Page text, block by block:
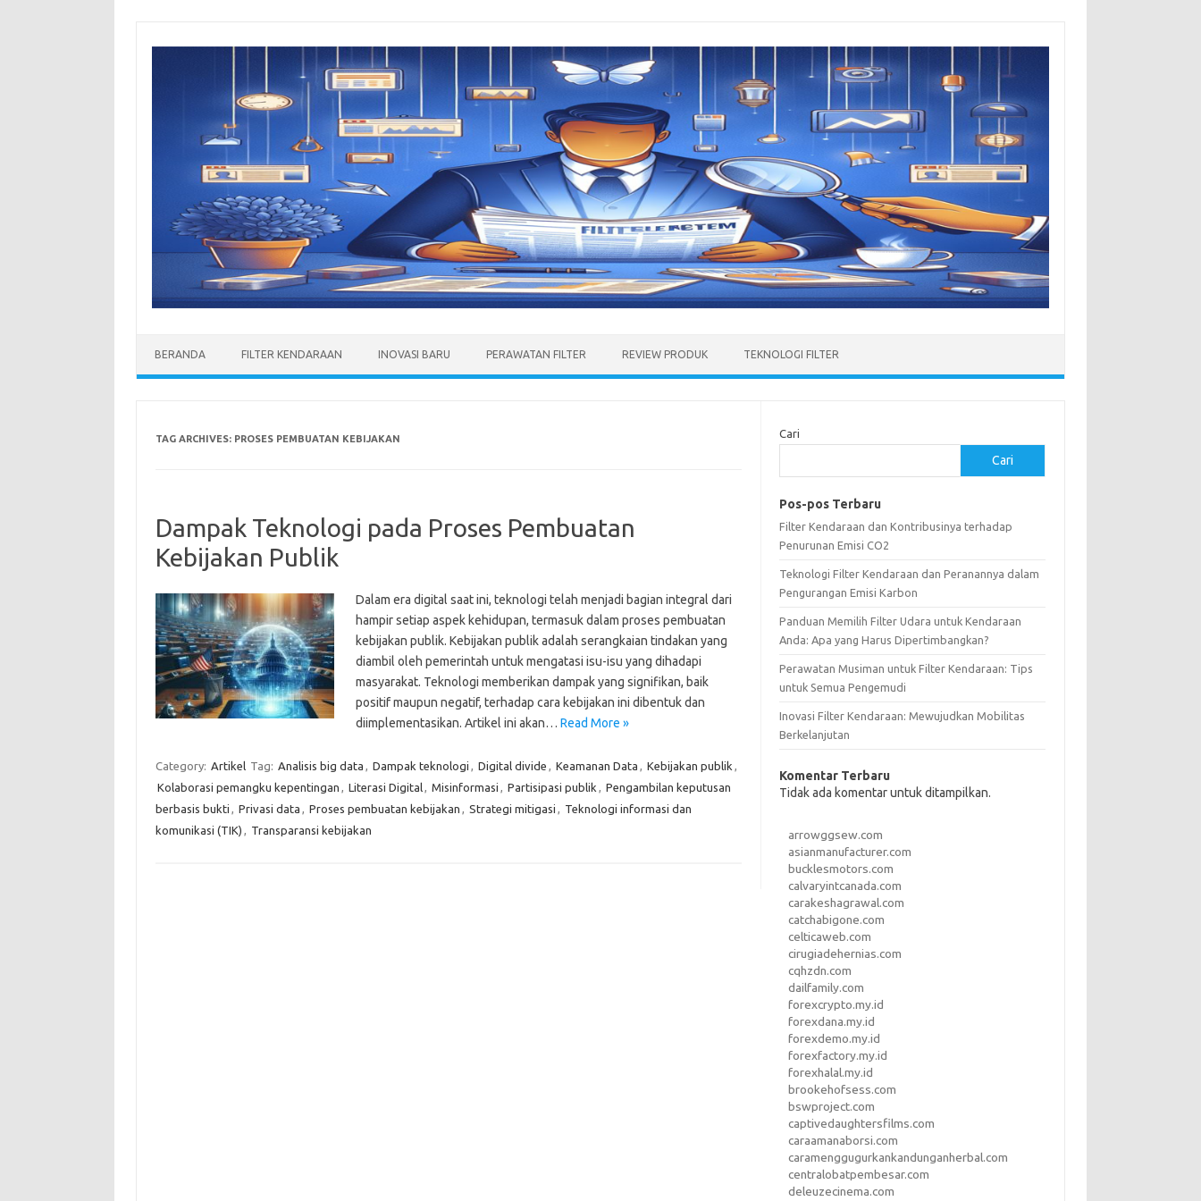
BERANDA FILTER KENDARAAN INOVASI BARU PERAWATAN FILTER REVIEW PRODUK TEKNOLOGI FILTER
TAG ARCHIVES: PROSES PEMBUATAN KEBIJAKAN
Dampak Teknologi pada Proses Pembuatan
Kebijakan Publik
Dalam era digital saat ini, teknologi telah menjadi bagian integral dari
hampir setiap aspek kehidupan, termasuk dalam proses pembuatan
kebijakan publik. Kebijakan publik adalah serangkaian tindakan yang
diambil oleh pemerintah untuk mengatasi isu-isu yang dihadapi
masyarakat. Teknologi memberikan dampak yang signifikan, baik
positif maupun negatif, terhadap cara kebijakan ini dibentuk dan
diimplementasikan. Artikel ini akan… Read More »
Category: Artikel Tag: Analisis big data , Dampak teknologi , Digital divide , Keamanan Data , Kebijakan publik ,
Kolaborasi pemangku kepentingan , Literasi Digital, Misinformasi , Partisipasi publik , Pengambilan keputusan
berbasis bukti , Privasi data , Proses pembuatan kebijakan , Strategi mitigasi , Teknologi informasi dan
komunikasi (TIK) , Transparansi kebijakan
Cari
Cari
Pos-pos Terbaru
Filter Kendaraan dan Kontribusinya terhadap
Penurunan Emisi CO2
Teknologi Filter Kendaraan dan Peranannya dalam
Pengurangan Emisi Karbon
Panduan Memilih Filter Udara untuk Kendaraan
Anda: Apa yang Harus Dipertimbangkan?
Perawatan Musiman untuk Filter Kendaraan: Tips
untuk Semua Pengemudi
Inovasi Filter Kendaraan: Mewujudkan Mobilitas
Berkelanjutan
Komentar Terbaru
Tidak ada komentar untuk ditampilkan.
arrowggsew.com
asianmanufacturer.com
bucklesmotors.com
calvaryintcanada.com
carakeshagrawal.com
catchabigone.com
celticaweb.com
cirugiadehernias.com
cqhzdn.com
dailfamily.com
forexcrypto.my.id
forexdana.my.id
forexdemo.my.id
forexfactory.my.id
forexhalal.my.id
brookehofsess.com
bswproject.com
captivedaughtersfilms.com
caraamanaborsi.com
caramenggugurkankandunganherbal.com
centralobatpembesar.com
deleuzecinema.com